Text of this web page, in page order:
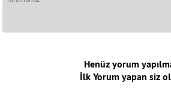
Henüz yorum
İlk Yorum yapan siz